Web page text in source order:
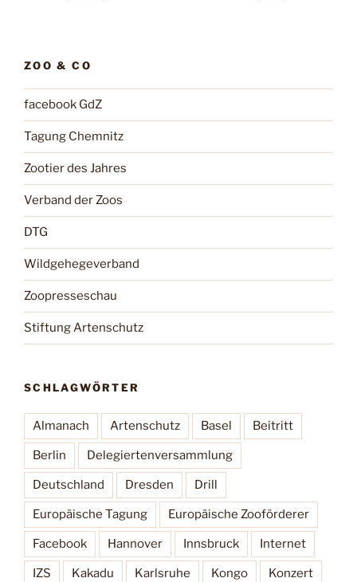
ZOO & CO
facebook GdZ
Tagung Chemnitz
Zootier des Jahres
Verband der Zoos
DTG
Wildgehegeverband
Zoopresseschau
Stiftung Artenschutz
SCHLAGWÖRTER
Almanach Artenschutz Basel Beitritt
Berlin Delegiertenversammlung
Deutschland Dresden Drill
Europäische Tagung Europäische Zooförderer
Facebook Hannover Innsbruck Internet
IZS Kakadu Karlsruhe Kongo Konzert